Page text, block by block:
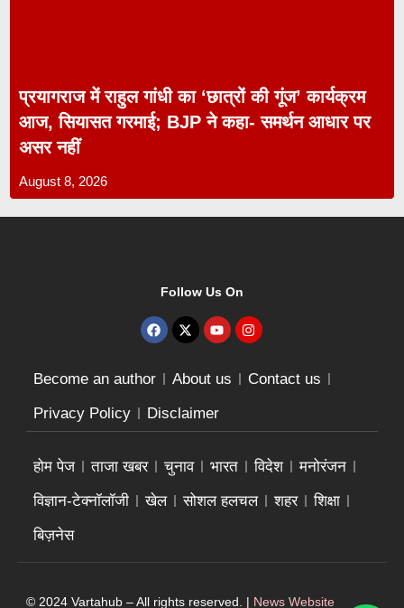
प्रयागराज में राहुल गांधी का ‘छात्रों की गूंज’ कार्यक्रम
आज, सियासत गरमाई; BJP ने कहा- समर्थन आधार पर
असर नहीं
August 8, 2026
Follow Us On
Become an author About us
Contact us
Privacy Policy
Disclaimer
होम पेज ताजा खबर चुनाव भारत विदेश
मनोरंजन
विज्ञान-टेक्नॉलॉजी
खेल सोशल हलचल शहर
शिक्षा
बिज़नेस
© 2024 Vartahub – All rights reserved. | News Website